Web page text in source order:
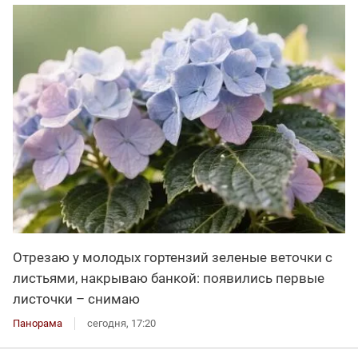
Отрезаю у молодых гортензий зеленые веточки с
листьями, накрываю банкой: появились первые
листочки – снимаю
Панорама сегодня, 17:20